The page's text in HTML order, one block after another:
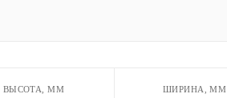
ВЫСОТА, ММ ШИРИНА, ММ